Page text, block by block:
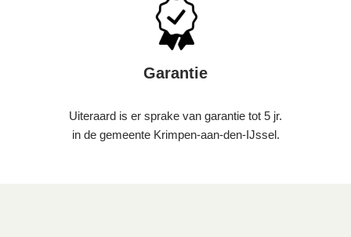
Garantie
Uiteraard is er sprake van garantie tot 5 jr.
in de gemeente Krimpen-aan-den-IJssel.